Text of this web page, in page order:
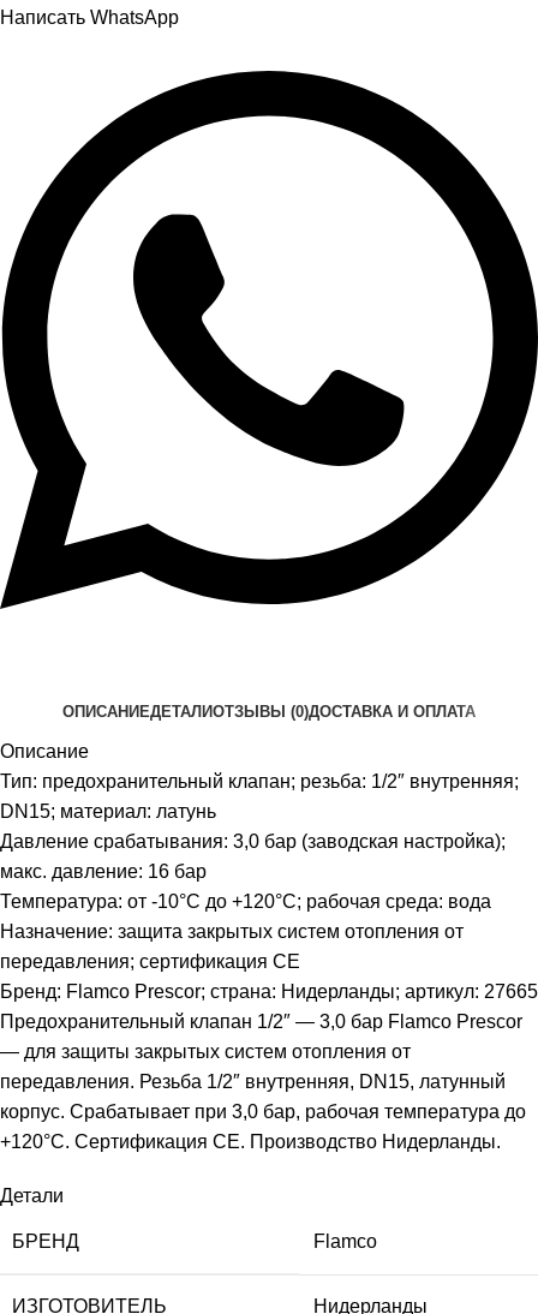
Написать WhatsApp
ОПИСАНИЕДЕТАЛИОТЗЫВЫ (0)ДОСТАВКА И ОПЛАТА
Описание
Тип: предохранительный клапан; резьба: 1/2″ внутренняя;
DN15; материал: латунь
Давление срабатывания: 3,0 бар (заводская настройка);
макс. давление: 16 бар
Температура: от -10°С до +120°С; рабочая среда: вода
Назначение: защита закрытых систем отопления от
передавления; сертификация CE
Бренд: Flamco Prescor; страна: Нидерланды; артикул: 27665
Предохранительный клапан 1/2″ — 3,0 бар Flamco Prescor
— для защиты закрытых систем отопления от
передавления. Резьба 1/2″ внутренняя, DN15, латунный
корпус. Срабатывает при 3,0 бар, рабочая температура до
+120°С. Сертификация CE. Производство Нидерланды.
Детали
БРЕНД Flamco
ИЗГОТОВИТЕЛЬ Нидерланды